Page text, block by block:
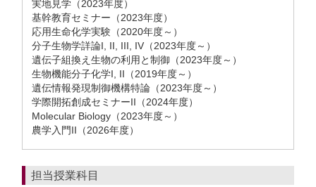
実地見学（2023年度）
基幹教育セミナー（2023年度）
応用生命化学実験（2020年度～）
分子生物学詳論I, II, III, IV（2023年度～）
遺伝子組換え生物の利用と制御（2023年度～）
生物機能分子化学I, II（2019年度～）
遺伝情報発現制御機構特論（2023年度～）
学際開拓創成セミナーII（2024年度）
Molecular Biology（2023年度～）
農学入門II（2026年度）
担当授業科目